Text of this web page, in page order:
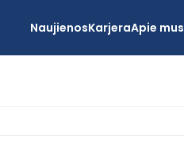
NaujienosKarjeraApie mus